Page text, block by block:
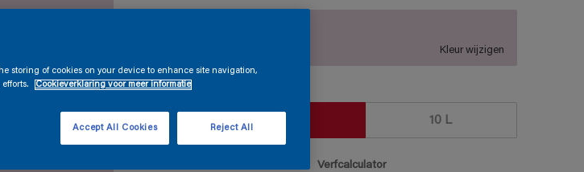
Kleur wijzigen
10 L
Verfcalculator
storing of cookies on your device to enhance site navigation,
Cookieverklaring voor meer informatie
Reject All
Accept All Cookies